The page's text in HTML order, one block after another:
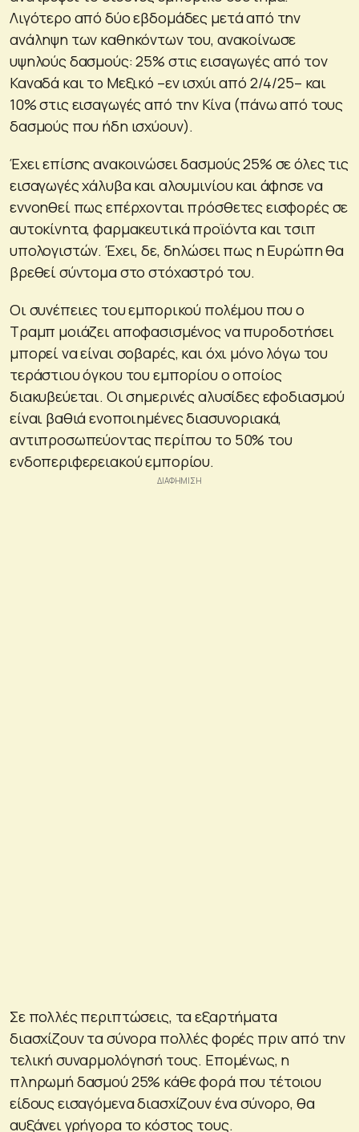
Λιγότερο από δύο εβδομάδες μετά από την
ανάληψη των καθηκόντων του, ανακοίνωσε
υψηλούς δασμούς: 25% στις εισαγωγές από τον
Καναδά και το Μεξικό –εν ισχύι από 2/4/25– και
10% στις εισαγωγές από την Κίνα (πάνω από τους
δασμούς που ήδη ισχύουν).
Έχει επίσης ανακοινώσει δασμούς 25% σε όλες τις
εισαγωγές χάλυβα και αλουμινίου και άφησε να
εννοηθεί πως επέρχονται πρόσθετες εισφορές σε
αυτοκίνητα, φαρμακευτικά προϊόντα και τσιπ
υπολογιστών. Έχει, δε, δηλώσει πως η Ευρώπη θα
βρεθεί σύντομα στο στόχαστρό του.
Οι συνέπειες του εμπορικού πολέμου που ο
Τραμπ μοιάζει αποφασισμένος να πυροδοτήσει
μπορεί να είναι σοβαρές, και όχι μόνο λόγω του
τεράστιου όγκου του εμπορίου ο οποίος
διακυβεύεται. Οι σημερινές αλυσίδες εφοδιασμού
είναι βαθιά ενοποιημένες διασυνοριακά,
αντιπροσωπεύοντας περίπου το 50% του
ενδοπεριφερειακού εμπορίου.
Σε πολλές περιπτώσεις, τα εξαρτήματα
διασχίζουν τα σύνορα πολλές φορές πριν από την
τελική συναρμολόγησή τους. Επομένως, η
πληρωμή δασμού 25% κάθε φορά που τέτοιου
είδους εισαγόμενα διασχίζουν ένα σύνορο, θα
αυξάνει γρήγορα το κόστος τους.